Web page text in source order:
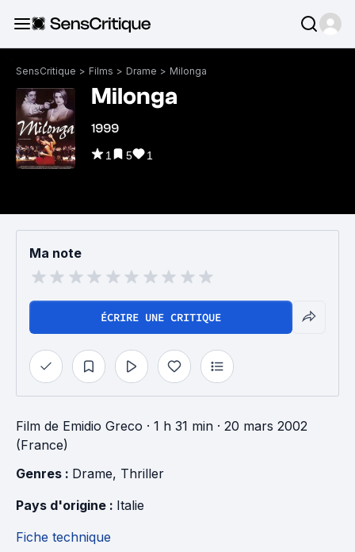
SensCritique > Films > Drame > Milonga
Milonga
1999
1 5 1
Ma note
ÉCRIRE UNE CRITIQUE
Film de Emidio Greco · 1 h 31 min · 20 mars 2002
(France)
Genres : Drame, Thriller
Pays d'origine : Italie
Fiche technique